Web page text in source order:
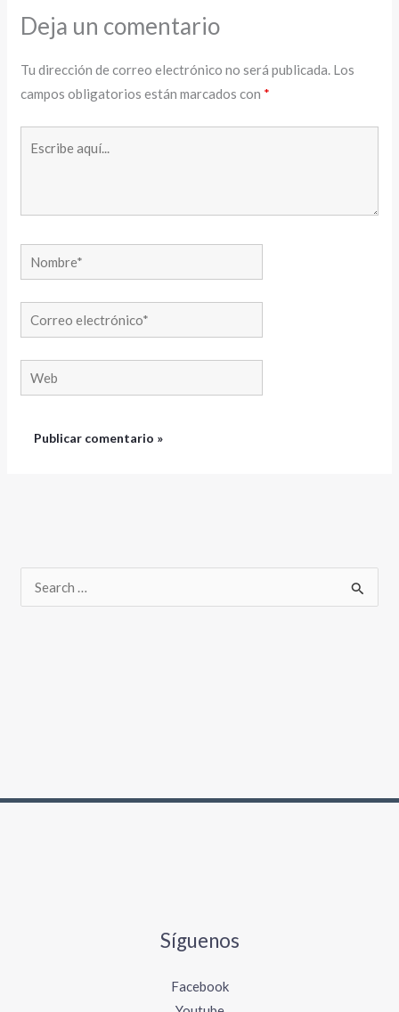
Deja un comentario
Tu dirección de correo electrónico no será publicada. Los
campos obligatorios están marcados con *
Nombre*
Correo
electrónico*
Web
Síguenos
Facebook